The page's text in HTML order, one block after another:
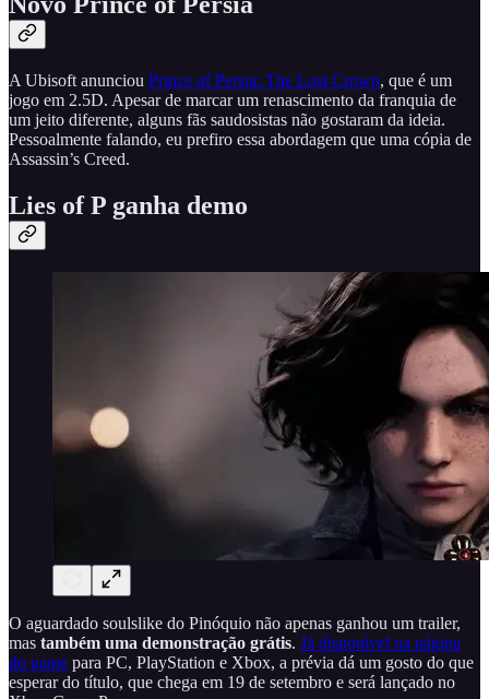
A Ubisoft anunciou Prince of Persia: The Lost Crown, que é um
jogo em 2.5D. Apesar de marcar um renascimento da franquia de
um jeito diferente, alguns fãs saudosistas não gostaram da ideia.
Pessoalmente falando, eu prefiro essa abordagem que uma cópia de
Assassin’s Creed.
Lies of P ganha demo
O aguardado soulslike do Pinóquio não apenas ganhou um trailer,
mas também uma demonstração grátis. Já disponível na página
do game para PC, PlayStation e Xbox, a prévia dá um gosto do que
esperar do título, que chega em 19 de setembro e será lançado no